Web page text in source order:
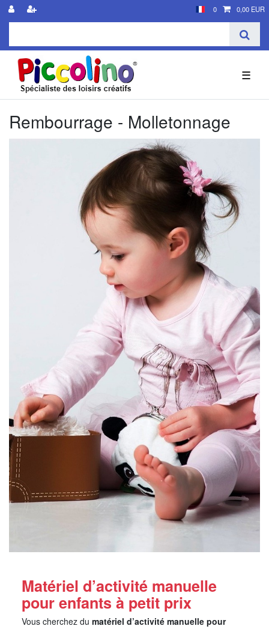
0 0,00 EUR
☰
Rembourrage - Molletonnage
Matériel d’activité manuelle
pour enfants à petit prix
Vous cherchez du matériel d’activité manuelle pour